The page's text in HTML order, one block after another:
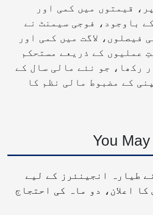
قیمتوں میں کمی اور
باوجود، فوجی سیمنٹ نے
فیصلوں، لاگت میں کمی اور
عملیوں کے ذریعے مستحکم
رکھا، جو نئے مالی سال کے
کے مضبوط مالی نظم کا
You